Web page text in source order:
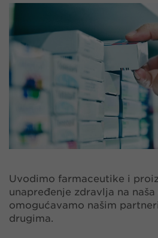
Uvodimo farmaceutike i
unapređenje zdravlja na
omogućavamo našim
drugima.